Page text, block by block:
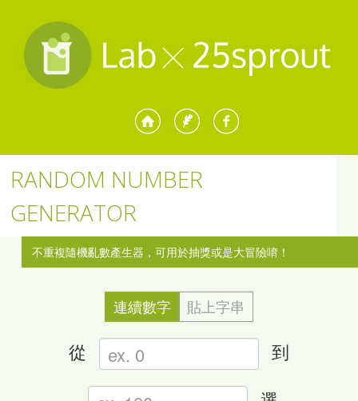
RANDOM NUMBER
GENERATOR
不重複隨機亂數產生器，可用於抽獎或是大冒險唷！
連續數字 貼上字串
從
到